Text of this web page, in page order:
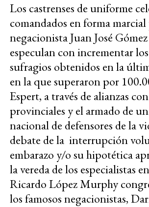
Los castrenses de uniforme
comandados en forma
negacionista Juan José
especulan con incrementar
sufragios obtenidos en la
en la que superaron por
Espert, a través de alianzas
provinciales y el armado de
nacional de defensores de la
debate de la interrupción
embarazo y/o su hipotética
la vereda de los especialistas
Ricardo López Murphy
los famosos negacionistas,